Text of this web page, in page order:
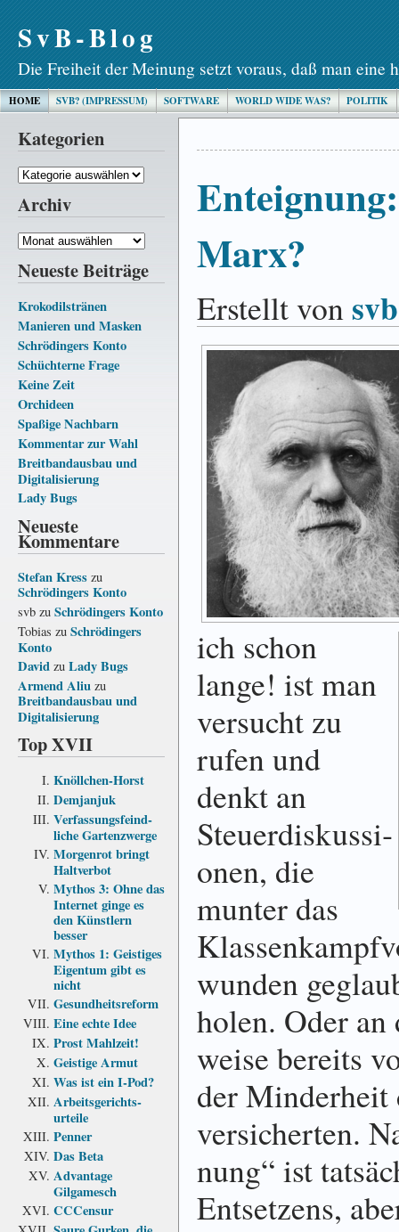
SvB-Blog
Die Freiheit der Meinung setzt voraus, daß man eine
HOME SVB? (IMPRESSUM) SOFTWARE WORLD WIDE WAS? POLITIK
Kategorien
Kategorien
Archiv
Archiv
Neueste Beiträge
Krokodilstränen
Manieren und Masken
Schrödingers Konto
Schüchterne Frage
Keine Zeit
Orchideen
Spaßige Nachbarn
Kommentar zur Wahl
Breitbandausbau und
Digitalisierung
Lady Bugs
Neueste
Kommentare
Stefan Kress zu
Schrödingers Konto
svb zu Schrödingers Konto
Tobias zu Schrödingers
Konto
David zu Lady Bugs
Armend Aliu zu
Breitbandausbau und
Digitalisierung
Top XVII
Knöllchen-Horst
Demjanjuk
Verfassungs­feind­
liche Garten­zwerge
Morgenrot bringt
Haltverbot
Mythos 3: Ohne das
Internet ginge es
den Künstlern
besser
Mythos 1: Geistiges
Eigentum gibt es
nicht
Gesundheits­reform
Eine echte Idee
Prost Mahlzeit!
Geistige Armut
Was ist ein I-Pod?
Arbeits­gerichts­
urteile
Penner
Das Beta
Advantage
Gilgamesch
CCCensur
Marx?
Erstellt vonsvb
ich schon
lange! ist man
versucht zu
rufen und
denkt an
Steuer­dis­kus­si­
onen, die
munter das
wunden
holen. Oder
weise be­reits
der
ver­sicher­ten.
nung“ ist
Ent­setzens,